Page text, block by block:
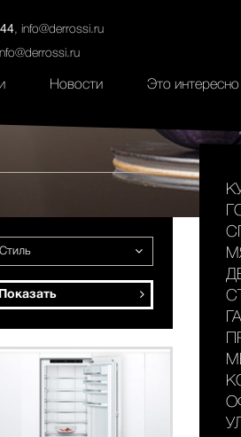
, info@derrossi.ru
Наши проекты
Новости Это интересно
Стиль
Показать